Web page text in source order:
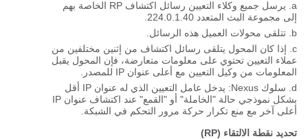
يرسل جميع وكلاء التعيين رسائل اكتشاف RP الخاصة بهم
إلى مجموعة البث المتعدد 224.0.1.40.
تتلقى محولات العميل هذه الرسائل.
إذا كان المحول يتلقى رسائل اكتشاف من إثنين مختلفين من
عملاء التعيين تحتوي على معلومات متعارضة، فإن المحول يقبل
المعلومات من وكيل التعيين مع أعلى عنوان IP للمصدر.
سلوك Nexus: يدخل عامل التعيين الذي له عنوان IP أقل
بشكل نموذجي حالة "الخاملة" أو "القمع" عند اكتشاف عنوان IP
أعلى آخر مع منع تكرار حركة مرور التحكم في الشبكة.
تحديد نقطة الالتقاء (RP)